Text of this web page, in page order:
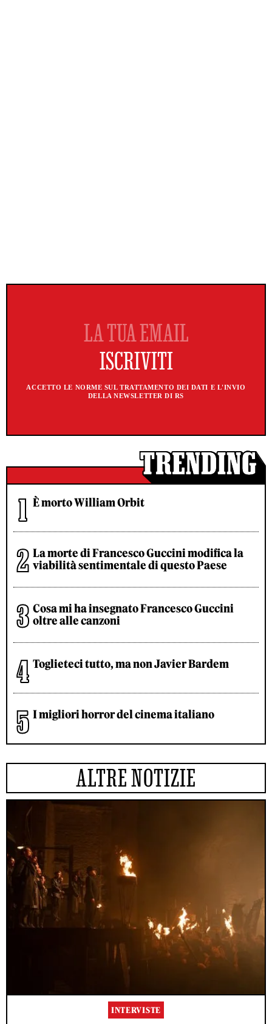
ACCETTO LE NORME SUL TRATTAMENTO DEI DATI E L'INVIO
DELLA NEWSLETTER DI RS
È morto William Orbit
La morte di Francesco Guccini modifica la
viabilità sentimentale di questo Paese
Cosa mi ha insegnato Francesco Guccini
oltre alle canzoni
Toglieteci tutto, ma non Javier Bardem
I migliori horror del cinema italiano
ALTRE NOTIZIE
INTERVISTE